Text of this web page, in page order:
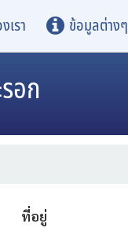
เรา ข้อมูลต่างๆ
อก
ที่อยู่